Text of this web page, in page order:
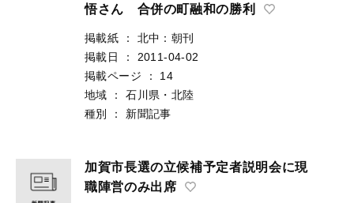
悟さん 合併の町融和の勝利
掲載紙 ：
北中：朝刊
掲載日
：
2011-04-02
掲載ページ
：
14
地域
：
石川県・北陸
種別
： 新聞記事
加賀市長選の立候補予定者説明会に現
職陣営のみ出席